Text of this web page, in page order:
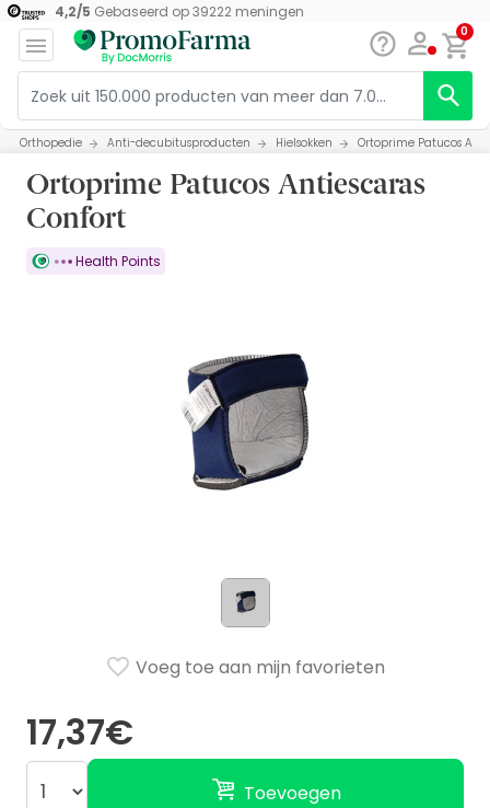
4,2/5 Gebaseerd op39222meningen
0
Orthopedie Anti-decubitusproducten Hielsokken Ortoprime Patucos
Ortoprime Patucos Antiescaras
Confort
Health Points
17,37€
Toevoegen
Voeg toe aan mijn favorieten